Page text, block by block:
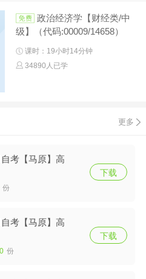
政治经济学【财经类/中
级】（代码:00009/14658）
课时：19小时14分钟
34890人已学
更多
考【马原】高
份
下载
考【马原】高
份
下载